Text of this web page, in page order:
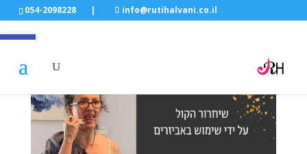
054-2098228| info@rutihalvani.co.il
פתח